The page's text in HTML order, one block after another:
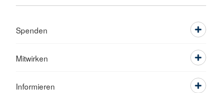
Spenden
Mitwirken
Informieren